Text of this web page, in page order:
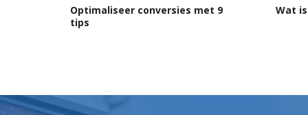
Optimaliseer conversies met 9
tips
Wat